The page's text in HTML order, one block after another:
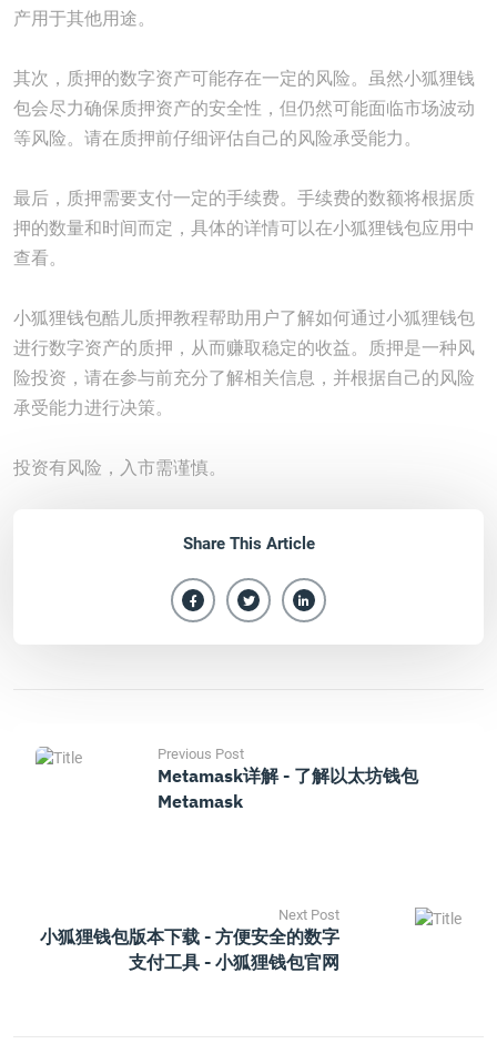
产用于其他用途。
其次，质押的数字资产可能存在一定的风险。虽然小狐狸钱
包会尽力确保质押资产的安全性，但仍然可能面临市场波动
等风险。请在质押前仔细评估自己的风险承受能力。
最后，质押需要支付一定的手续费。手续费的数额将根据质
押的数量和时间而定，具体的详情可以在小狐狸钱包应用中
查看。
小狐狸钱包酷儿质押教程帮助用户了解如何通过小狐狸钱包
进行数字资产的质押，从而赚取稳定的收益。质押是一种风
险投资，请在参与前充分了解相关信息，并根据自己的风险
承受能力进行决策。
投资有风险，入市需谨慎。
Share This Article
Previous Post
Metamask详解 - 了解以太坊钱包
Metamask
Next Post
小狐狸钱包版本下载 - 方便安全的数字
支付工具 - 小狐狸钱包官网